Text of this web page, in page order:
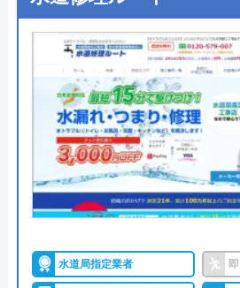
2 年前
まともじゃない会社。取引
します。
●出張見積もり 見積り・出張費
●支払い方法
現金払い、銀
クレジットカー
●累計実績 ―
●保証・保険 ―
詳細は
水PROがおすすめの理由
水PROは、即日対応可能でス
徴的な業者です。
水道局指定業者